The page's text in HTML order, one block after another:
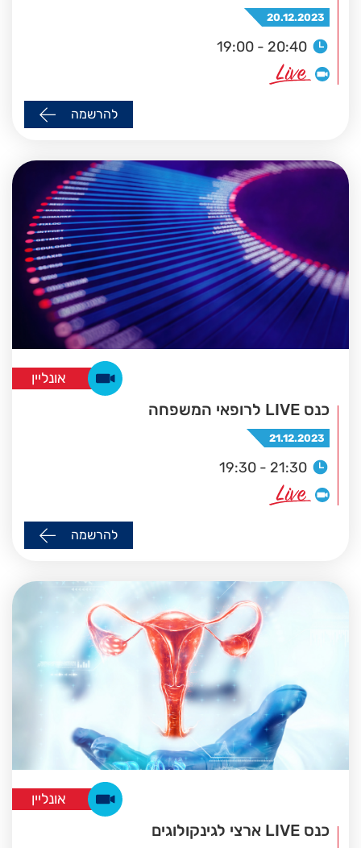
20.12.2023
19:00 - 20:40
להרשמה
אונליין
כנס LIVE לרופאי המשפחה
21.12.2023
19:30 - 21:30
להרשמה
אונליין
כנס LIVE ארצי לגינקולוגים